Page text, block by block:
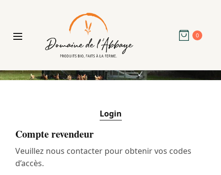
0
Login
Compte revendeur
Veuillez nous contacter pour obtenir vos codes
d’accès.